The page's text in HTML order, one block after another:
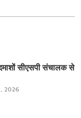
सीएसपी संचालक से
2026